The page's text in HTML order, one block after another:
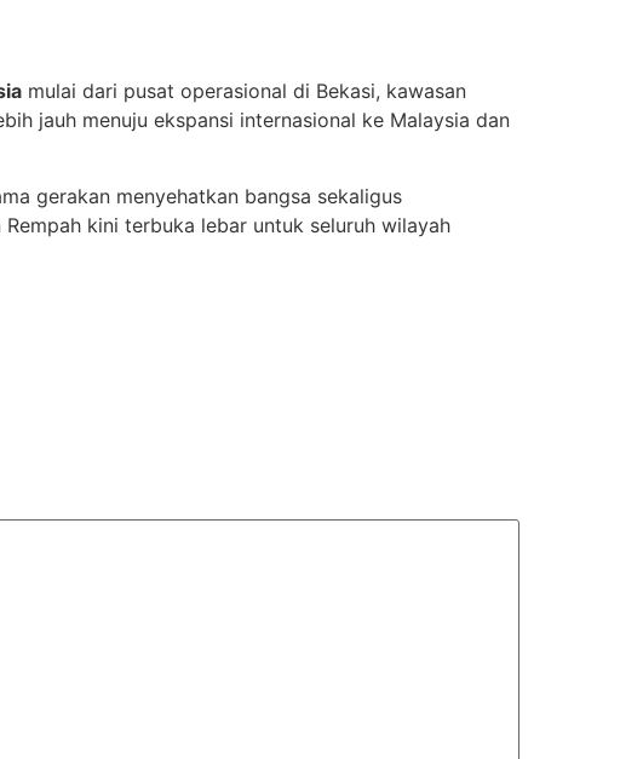
mulai dari pusat operasional di Bekasi, kawasan
jauh menuju ekspansi internasional ke Malaysia dan
gerakan menyehatkan bangsa sekaligus
kini terbuka lebar untuk seluruh wilayah